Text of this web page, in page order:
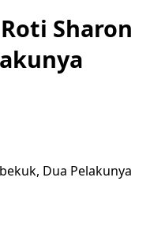
Sharon